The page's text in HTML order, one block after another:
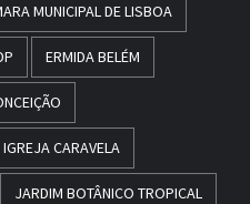
MUNICIPAL DE LISBOA
ERMIDA BELÉM
IGREJA CARAVELA
JARDIM BOTÂNICO TROPICAL